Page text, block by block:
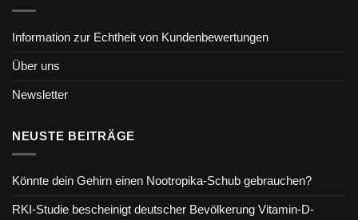
Information zur Echtheit von Kundenbewertungen
Über uns
Newsletter
NEUSTE BEITRÄGE
Könnte dein Gehirn einen Nootropika-Schub gebrauchen?
RKI-Studie bescheinigt deutscher Bevölkerung Vitamin-D-